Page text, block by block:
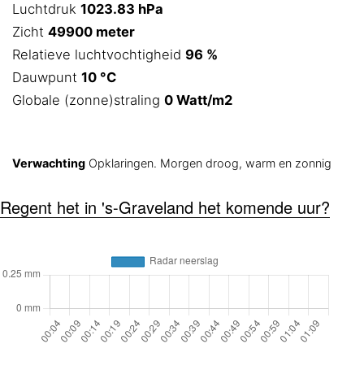
Luchtdruk 1023.83 hPa
Zicht 49900 meter
Relatieve luchtvochtigheid 96 %
Dauwpunt 10 °C
Globale (zonne)straling 0 Watt/m2
Verwachting Opklaringen. Morgen droog, warm en zonnig
Regent het in 's-Graveland het komende uur?